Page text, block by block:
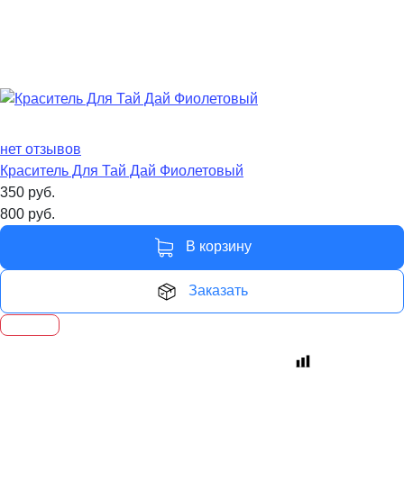
нет отзывов
Краситель Для Тай Дай Фиолетовый
350 руб.
800 руб.
В корзину
Заказать